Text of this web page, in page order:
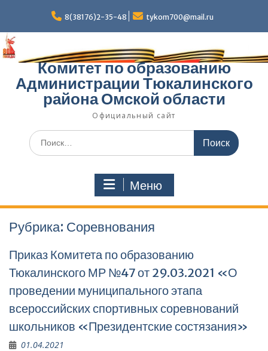
содержимому
8(38176)2-35-48 tykom700@mail.ru
Комитет по образованию
Администрации Тюкалинского
района Омской области
Официальный сайт
Поиск
по:
Меню
Рубрика: Соревнования
Приказ Комитета по образованию
Тюкалинского МР №47 от 29.03.2021 «О
проведении муниципального этапа
всероссийских спортивных соревнований
школьников «Президентские состязания»
01.04.2021